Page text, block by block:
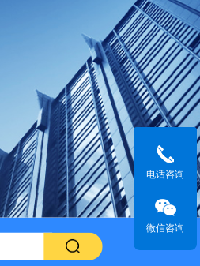
电话咨询
微信咨询